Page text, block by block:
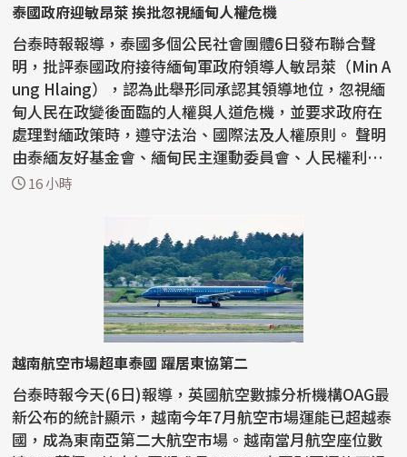
泰國政府迎敏昂萊 挨批忽視緬甸人權危機
台泰時報報導，泰國多個公民社會團體6日發布聯合聲
明，批評泰國政府接待緬甸軍政府領導人敏昂萊（Min A
ung Hlaing），認為此舉形同承認其領導地位，忽視緬
甸人民在政變後面臨的人權與人道危機，並要求政府在
處理對緬政策時，遵守法治、國際法及人權原則。 聲明
由泰緬友好基金會、緬甸民主運動委員會、人民權利與
自由...
16 小時
越南航空市場超車泰國 躍居東協第二
台泰時報今天(6日)報導，英國航空數據分析機構OAG最
新公布的統計顯示，越南今年7月航空市場運能已超越泰
國，成為東南亞第二大航空市場。越南當月航空座位數